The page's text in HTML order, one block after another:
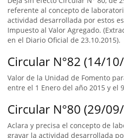
referente al concepto de
actividad desarrollada por estos
Impuesto al Valor Agregado.
en el Diario Oficial de 23.10.2015).
Circular N°82 (14/
Valor de la Unidad de Fomento
entre el 1 Enero del año 2015 y el
Circular N°80 (29/
Aclara y precisa el concepto de
gravar la actividad desarrollada